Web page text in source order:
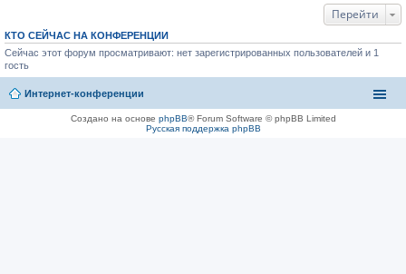
Перейти
КТО СЕЙЧАС НА КОНФЕРЕНЦИИ
Сейчас этот форум просматривают: нет зарегистрированных пользователей и 1
гость
Интернет-конференции
Создано на основе phpBB® Forum Software © phpBB Limited
Русская поддержка phpBB